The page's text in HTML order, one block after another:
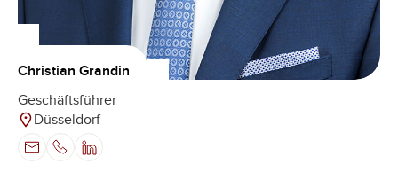
Christian Grandin
Geschäftsführer
Düsseldorf